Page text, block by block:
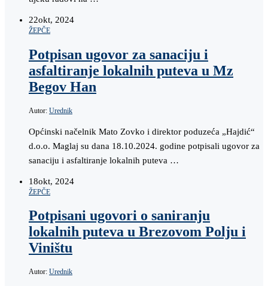
22okt, 2024
ŽEPČE
Potpisan ugovor za sanaciju i
asfaltiranje lokalnih puteva u Mz
Begov Han
Autor: Urednik
Općinski načelnik Mato Zovko i direktor poduzeća „Hajdić“
d.o.o. Maglaj su dana 18.10.2024. godine potpisali ugovor za
sanaciju i asfaltiranje lokalnih puteva …
18okt, 2024
ŽEPČE
Potpisani ugovori o saniranju
lokalnih puteva u Brezovom Polju i
Viništu
Autor: Urednik